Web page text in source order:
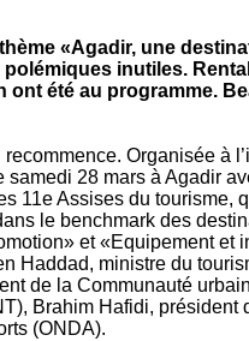
«Agadir, une
inutiles.
été au programme.
Organisée à
samedi 28 mars à Agadir
11e Assises du tourisme,
le benchmark des
et «Equipement et
Haddad, ministre du
de la Communauté
Brahim Hafidi,
(ONDA).